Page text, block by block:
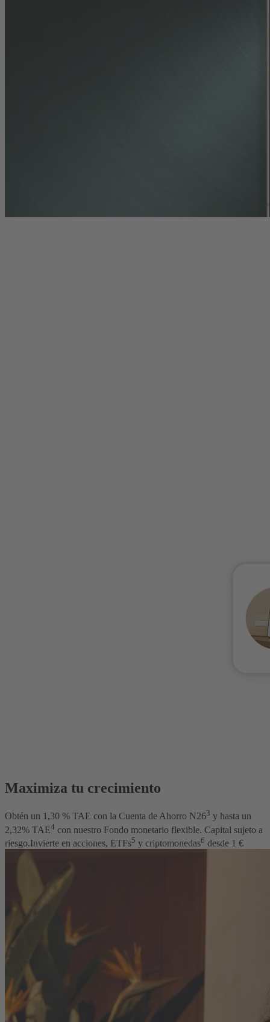
Maximiza tu crecimiento
Obtén un 1,30 % TAE con la Cuenta de Ahorro N263 y hasta un
2,32% TAE4 con nuestro Fondo monetario flexible. Capital sujeto a
riesgo.Invierte en acciones, ETFs5 y criptomonedas6 desde 1 €